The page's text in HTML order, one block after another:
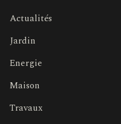
Actualités
Jardin
Energie
Maison
Travaux